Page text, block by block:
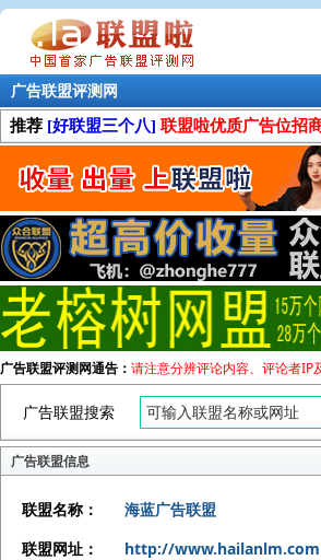
广告联盟评测网
推荐 [好联盟三个八] 联盟啦优质广告位招
广告联盟评测网通告： 请注意分辨评论内容、评论者IP
广告联盟搜索
广告联盟信息
联盟名称：
海蓝广告联盟
联盟网址：
http://www.hailanlm.com